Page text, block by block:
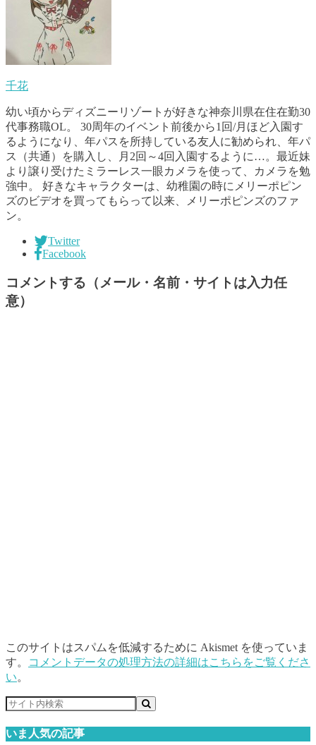
千花
幼い頃からディズニーリゾートが好きな神奈川県在住在勤30
代事務職OL。 30周年のイベント前後から1回/月ほど入園す
るようになり、年パスを所持している友人に勧められ、年パ
ス（共通）を購入し、月2回～4回入園するように…。最近妹
より譲り受けたミラーレス一眼カメラを使って、カメラを勉
強中。 好きなキャラクターは、幼稚園の時にメリーポピン
ズのビデオを買ってもらって以来、メリーポピンズのファ
ン。
Twitter
Facebook
コメントする（メール・名前・サイトは入力任
意）
このサイトはスパムを低減するために Akismet を使っていま
す。
コメントデータの処理方法の詳細はこちらをご覧くださ
い。
いま人気の記事